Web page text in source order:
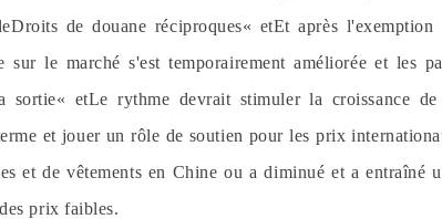
Droits de douane réciproques« etEt après l'exemption
le marché s'est temporairement améliorée et les
sortie« etLe rythme devrait stimuler la croissance de
et jouer un rôle de soutien pour les prix
et de vêtements en Chine ou a diminué et a entraîné
prix faibles.